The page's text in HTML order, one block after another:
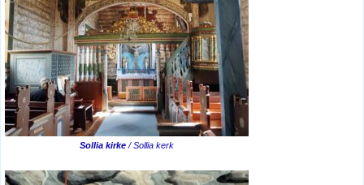
Sollia kirke / Sollia kerk